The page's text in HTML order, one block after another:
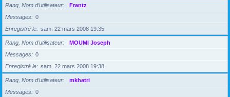
Rang, Nom d’utilisateur
Frantz
Messages
0
Enregistré le
sam. 22 mars 2008 19:35
Rang, Nom d’utilisateur
MOUMI Joseph
Messages
0
Enregistré le
sam. 22 mars 2008 19:38
Rang, Nom d’utilisateur
mkhatri
Messages
0